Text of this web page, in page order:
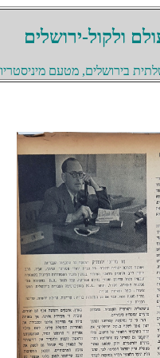
ולקול-ירושלים
בירושלים, מטעם